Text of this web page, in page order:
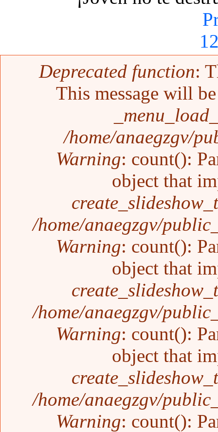
1
Mensaje de error
Deprecated function:
This message will
/home/anaegzgv/
Warning: count():
object that
/home/anaegzgv/
Warning: count():
object that
/home/anaegzgv/
Warning: count():
object that
/home/anaegzgv/
Warning: count():